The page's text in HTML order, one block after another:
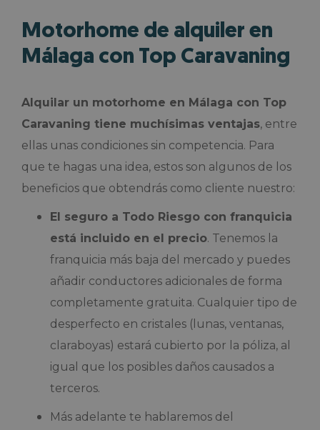
Motorhome de alquiler en
Málaga con Top Caravaning
Alquilar un motorhome en Málaga con Top
Caravaning tiene muchísimas ventajas, entre
ellas unas condiciones sin competencia. Para
que te hagas una idea, estos son algunos de los
beneficios que obtendrás como cliente nuestro:
El seguro a Todo Riesgo con franquicia
está incluido en el precio. Tenemos la
franquicia más baja del mercado y puedes
añadir conductores adicionales de forma
completamente gratuita. Cualquier tipo de
desperfecto en cristales (lunas, ventanas,
claraboyas) estará cubierto por la póliza, al
igual que los posibles daños causados a
terceros.
Más adelante te hablaremos del